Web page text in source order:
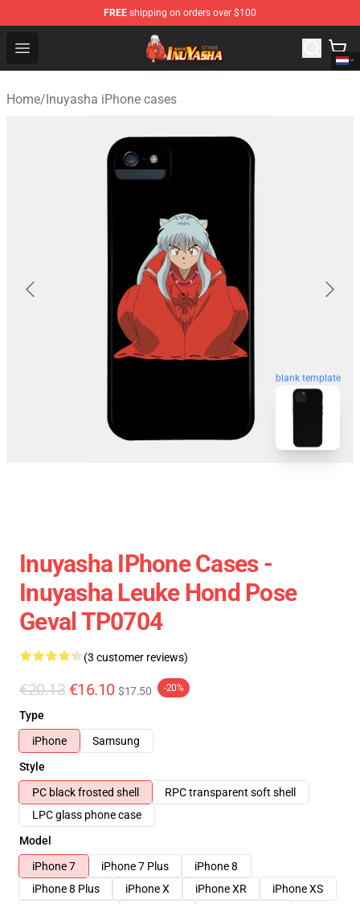
FREE shipping on orders over $100
Open menu
Inuyasha Store - Official Inuyasha Merchandise Shop
Home/Inuyasha iPhone cases
blank template
Inuyasha IPhone Cases -
Inuyasha Leuke Hond Pose
Geval TP0704
(3 customer reviews)
€20.13 €16.10 $17.50 -20%
Type
iPhone
Samsung
Style
PC black frosted shell
RPC transparent soft shell
LPC glass phone case
Model
iPhone 7
iPhone 7 Plus
iPhone 8
iPhone 8 Plus
iPhone X iPhone XR
iPhone XS